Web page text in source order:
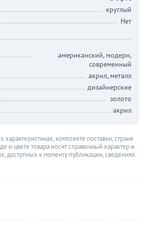
круглый
Нет
американский, модерн,
современный
акрил, металл
дизайнерские
золото
акрил
комплекте поставки, стране
и цвете товара носит справочный характер и
доступных к моменту публикации, сведениях.